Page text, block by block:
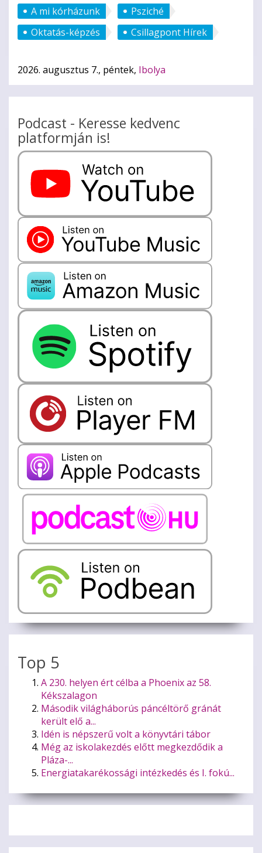
A mi kórházunk
Psziché
Oktatás-képzés
Csillagpont Hírek
2026. augusztus 7., péntek, Ibolya
Podcast - Keresse kedvenc
platformján is!
Top 5
A 230. helyen ért célba a Phoenix az 58.
Kékszalagon
Második világháborús páncéltörő gránát
került elő a...
Idén is népszerű volt a könyvtári tábor
Még az iskolakezdés előtt megkezdődik a
Pláza-...
Energiatakarékossági intézkedés és I. fokú...